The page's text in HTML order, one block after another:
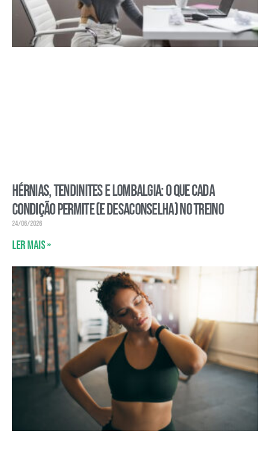
Hérnias, tendinites e lombalgia: o que cada
condição permite (e desaconselha) no treino
24/06/2026
Ler mais »